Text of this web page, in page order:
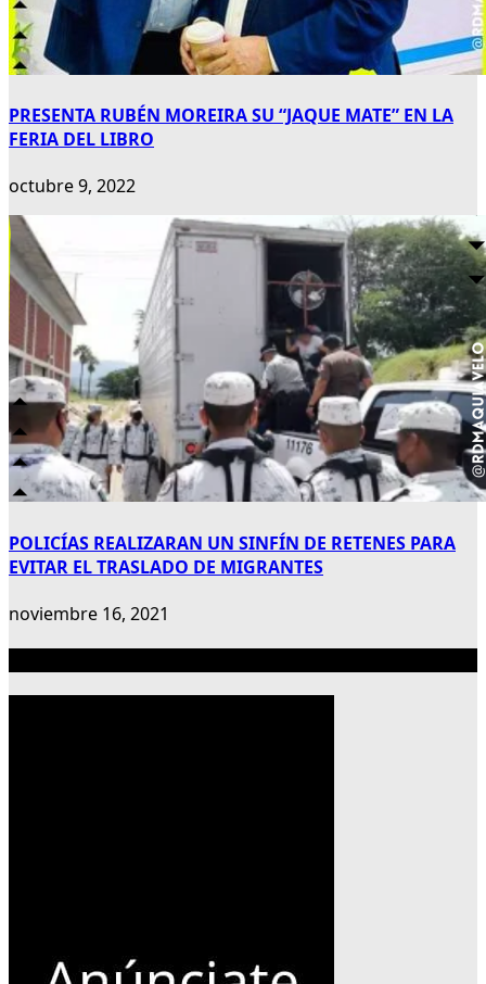
PRESENTA RUBÉN MOREIRA SU “JAQUE MATE” EN LA
FERIA DEL LIBRO
octubre 9, 2022
POLICÍAS REALIZARAN UN SINFÍN DE RETENES PARA
EVITAR EL TRASLADO DE MIGRANTES
noviembre 16, 2021